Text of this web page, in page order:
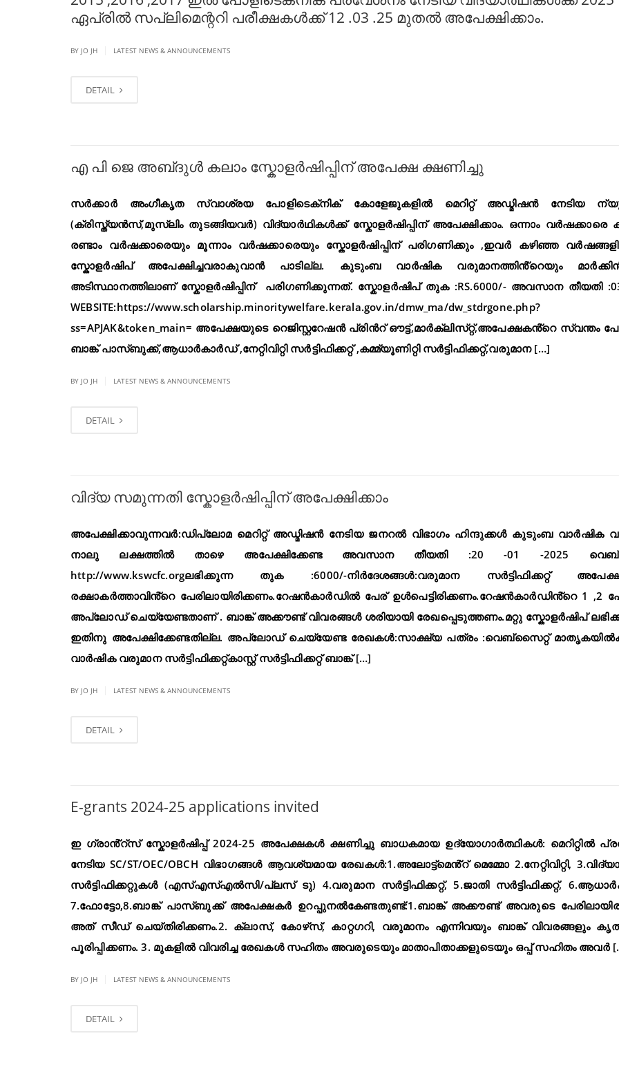
ഏപ്രിൽ സപ്ലിമെന്ററി പരീക്ഷകൾക്ക് 12 .03 .25 മുതൽ അപേക്ഷിക്കാം.
BY JO JH LATEST NEWS & ANNOUNCEMENTS
DETAIL
എ പി ജെ അബ്‌ദുൾ കലാം സ്കോളർഷിപ്പിന് അപേക്ഷ ക്ഷണിച്ചു
സർക്കാർ അംഗീകൃത സ്വാശ്രയ പോളിടെക്‌നിക്‌ കോളേജുകളിൽ മെറിറ്റ് അഡ്മിഷൻ നേടിയ
(ക്രിസ്ത്യൻസ്,മുസ്ലിം തുടങ്ങിയവർ) വിദ്യാർഥികൾക്ക് സ്കോളർഷിപ്പിന് അപേക്ഷിക്കാം. ഒന്നാം വർഷക്കാരെ
രണ്ടാം വർഷക്കാരെയും മൂന്നാം വർഷക്കാരെയും സ്കോളർഷിപ്പിന് പരിഗണിക്കും ,ഇവർ കഴിഞ്ഞ
സ്കോളർഷിപ് അപേക്ഷിച്ചവരാകുവാൻ പാടില്ല. കുടുംബ വാർഷിക വരുമാനത്തിൻ്റെയും
അടിസ്ഥാനത്തിലാണ് സ്കോളർഷിപ്പിന് പരിഗണിക്കുന്നത്. സ്കോളർഷിപ് തുക :RS.6000/- അവസാന തീയതി
WEBSITE:https://www.scholarship.minoritywelfare.kerala.gov.in/dmw_ma/dw_stdrgone.php?
ss=APJAK&token_main= അപേക്ഷയുടെ റെജിസ്റ്ററേഷൻ പ്രിൻറ് ഔട്ട്,മാർക്‌ലിസ്‌റ്റ്,അപേക്ഷകൻ്റെ സ്വന്തം
ബാങ്ക് പാസ്ബുക്ക്,ആധാർകാർഡ് ,നേറ്റിവിറ്റി സർട്ടിഫിക്കറ്റ് ,കമ്മ്യൂണിറ്റി സർട്ടിഫിക്കറ്റ്,വരുമാന […]
BY JO JH LATEST NEWS & ANNOUNCEMENTS
DETAIL
വിദ്യ സമുന്നതി സ്കോളർഷിപ്പിന് അപേക്ഷിക്കാം
അപേക്ഷിക്കാവുന്നവർ:ഡിപ്ലോമ മെറിറ്റ് അഡ്മിഷൻ നേടിയ ജനറൽ വിഭാഗം ഹിന്ദുക്കൾ കുടുംബ വാർഷിക
നാലു ലക്ഷത്തിൽ താഴെ അപേക്ഷിക്കേണ്ട അവസാന തീയതി :20 -01 -2025
http://www.kswcfc.orgലഭിക്കുന്ന തുക :6000/-നിർദേശങ്ങൾ:വരുമാന സർട്ടിഫിക്കറ്റ്
രക്ഷാകർത്താവിൻ്റെ പേരിലായിരിക്കണം.റേഷൻകാർഡിൽ പേര് ഉൾപെട്ടിരിക്കണം.റേഷൻകാർഡിൻ്റെ 1 ,2
അപ്‌ലോഡ് ചെയ്യേണ്ടതാണ് . ബാങ്ക് അക്കൗണ്ട് വിവരങ്ങൾ ശരിയായി രേഖപ്പെടുത്തണം.മറ്റു സ്കോളർഷിപ്
ഇതിനു അപേക്ഷിക്കേണ്ടതില്ല. അപ്‌ലോഡ് ചെയ്യേണ്ട രേഖകൾ:സാക്ഷ്യ പത്രം :വെബ്സൈറ്റ്
വാർഷിക വരുമാന സർട്ടിഫിക്കറ്റ്കാസ്റ്റ് സർട്ടിഫിക്കറ്റ് ബാങ്ക് […]
BY JO JH LATEST NEWS & ANNOUNCEMENTS
DETAIL
E-grants 2024-25 applications invited
ഇ ഗ്രാൻ്റ്സ് സ്കോളർഷിപ്പ് 2024-25 അപേക്ഷകൾ ക്ഷണിച്ചു ബാധകമായ ഉദ്യോഗാർത്ഥികൾ: മെറിറ്റിൽ
നേടിയ SC/ST/OEC/OBCH വിഭാഗങ്ങൾ ആവശ്യമായ രേഖകൾ:1.അലോട്ട്മെൻ്റ് മെമ്മോ 2.നേറ്റിവിറ്റി,
സർട്ടിഫിക്കറ്റുകൾ (എസ്എസ്എൽസി/പ്ലസ് ടു) 4.വരുമാന സർട്ടിഫിക്കറ്റ്, 5.ജാതി സർട്ടിഫിക്കറ്റ്,
7.ഫോട്ടോ,8.ബാങ്ക് പാസ്ബുക്ക് അപേക്ഷകർ ഉറപ്പുനൽകേണ്ടതുണ്ട്:1.ബാങ്ക് അക്കൗണ്ട് അവരുടെ
അത് സീഡ് ചെയ്തിരിക്കണം.2. ക്ലാസ്, കോഴ്‌സ്, കാറ്റഗറി, വരുമാനം എന്നിവയും ബാങ്ക് വിവരങ്ങളും
പൂരിപ്പിക്കണം. 3. മുകളിൽ വിവരിച്ച രേഖകൾ സഹിതം അവരുടെയും മാതാപിതാക്കളുടെയും ഒപ്പ് സഹിതം അവർ
BY JO JH LATEST NEWS & ANNOUNCEMENTS
DETAIL